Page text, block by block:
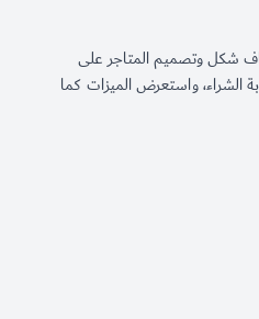
شكل وتصميم المتاجر على
الشراء، واستعرض الميزات كما